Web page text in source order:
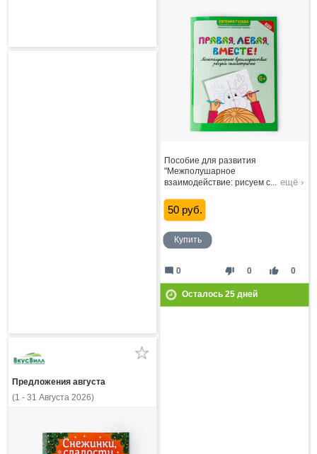
Пособие для развития
"Межполушарное
взаимодействие: рисуем с... ещё ›
50 руб.
Купить
thumb_down 0 thumb_up 0
mode_comment 0
Осталось 25дней
Предложения августа
(1 - 31 Августа 2026)